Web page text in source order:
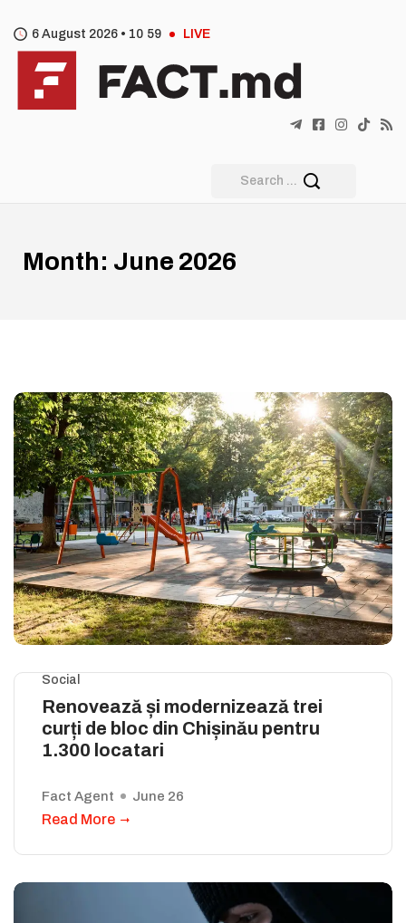
6 August 2026 • 10 59 LIVE
Month: June 2026
Social
Renovează și modernizează trei
curți de bloc din Chișinău pentru
1.300 locatari
Fact Agent June 26
Read More